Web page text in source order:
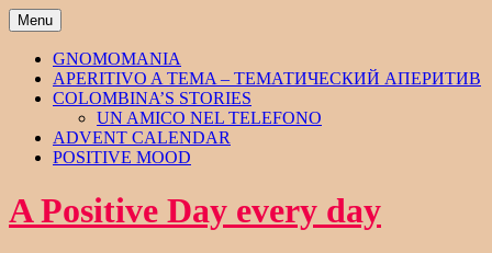
Skip
to
content
Menu
GNOMOMANIA
APERITIVO A TEMA – ТЕМАТИЧЕСКИЙ АПЕРИТИВ
COLOMBINA’S STORIES
UN AMICO NEL TELEFONO
ADVENT CALENDAR
POSITIVE MOOD
A Positive Day every day